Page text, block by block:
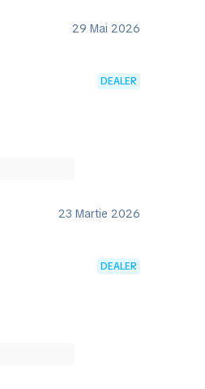
29 Mai 2026
DEALER
23 Martie 2026
DEALER